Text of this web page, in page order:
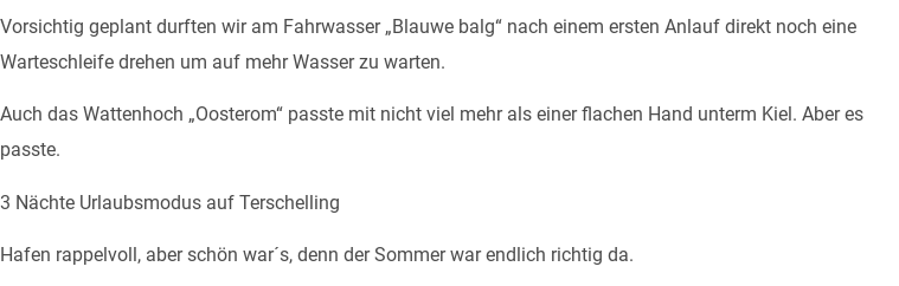
Vorsichtig geplant durften wir am Fahrwasser „Blauwe balg“ nach einem ersten Anlauf direkt noch eine
Warteschleife drehen um auf mehr Wasser zu warten.
Auch das Wattenhoch „Oosterom“ passte mit nicht viel mehr als einer flachen Hand unterm Kiel. Aber es
passte.
3 Nächte Urlaubsmodus auf Terschelling
Hafen rappelvoll, aber schön war´s, denn der Sommer war endlich richtig da.